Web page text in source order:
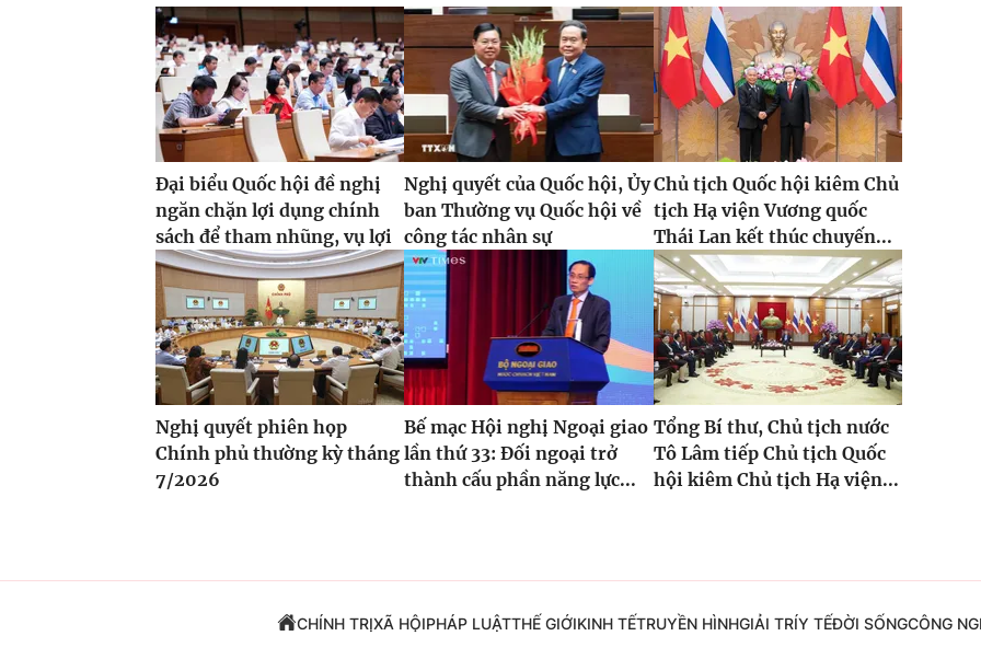
Đại biểu Quốc hội đề nghị
ngăn chặn lợi dụng chính
sách để tham nhũng, vụ lợi
Nghị quyết của Quốc hội, Ủy
ban Thường vụ Quốc hội về
công tác nhân sự
Chủ tịch Quốc hội kiêm Chủ
tịch Hạ viện Vương quốc
Thái Lan kết thúc chuyến...
Nghị quyết phiên họp
Chính phủ thường kỳ tháng
7/2026
Bế mạc Hội nghị Ngoại giao
lần thứ 33: Đối ngoại trở
thành cấu phần năng lực...
Tổng Bí thư, Chủ tịch nước
Tô Lâm tiếp Chủ tịch Quốc
hội kiêm Chủ tịch Hạ viện...
CHÍNH TRỊXÃ HỘIPHÁP LUẬTTHẾ GIỚIKINH TẾTRUYỀN HÌNHGIẢI TRÍY TẾĐỜI SỐNGCÔNG